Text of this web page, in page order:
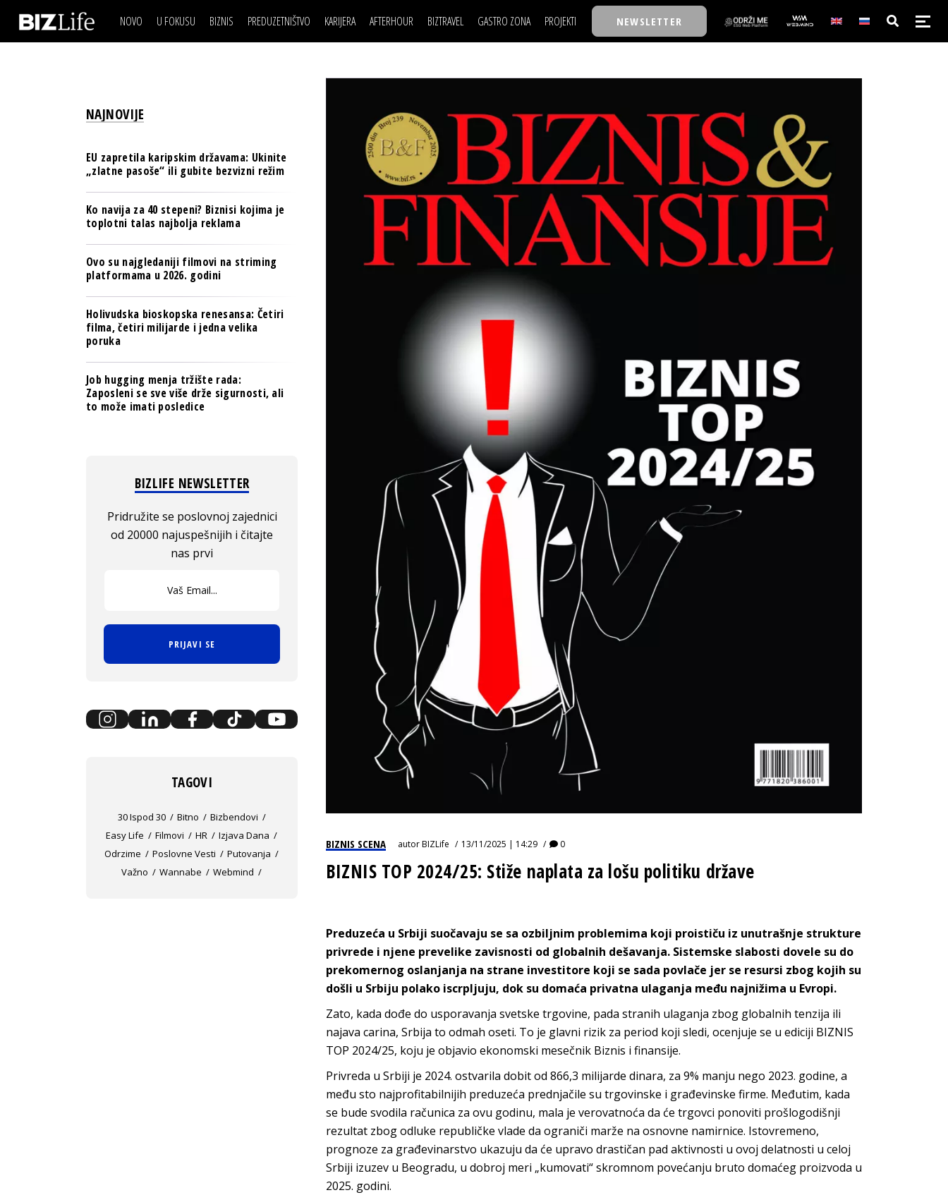
NOVO U FOKUSU BIZNIS
BANKE
OSIGURANJE
TECH I AI
BIZNIS & SPORT
PULS REGIONA
NOVO NA RAFU
PREDUZETNIŠTVO KARIJERA
MOJ UGAO
USAVRŠAVANJE
KNOW-HOW
AFTERHOUR
AUTO SVET
STIL
WELLBEING
BIZTRAVEL GASTRO ZONA PROJEKTI
30 ISPOD 30
BACK TO OFFICE/SCHOOL
BIZBENDOVI
BIZKOLEGIJUM
BMW BIZNIS LIGA
BIZLIFE WEEK
IZJAVA GODINE
NEWSLETTER
IZJAVA DANABIZNIS SCENA
BREND I KOMUNIKACIJE
OSIGURANJE
TECH I AI
PULS REGIONA
POSAO
MOJ UGAO
KNOW-HOW
FILM I SCENA
AUTO SVET
WELLBEING
NAJKOLEGA
30 ISPOD 30
BIZBENDOVI
BIZKOLEGIJUM
BMW BIZNIS LIGA
BIZLIFE WEEK
IZJAVA GODINE
BIZNIS SCENA autorBIZLife 13/11/2025 | 14:29 0
BIZNIS TOP 2024/25: Stiže naplata za lošu politiku države
Preduzeća u Srbiji suočavaju se sa ozbiljnim problemima koji proističu iz unutrašnje strukture
privrede i njene prevelike zavisnosti od globalnih dešavanja. Sistemske slabosti dovele su do
prekomernog oslanjanja na strane investitore koji se sada povlače jer se resursi zbog kojih su
došli u Srbiju polako iscrpljuju, dok su domaća privatna ulaganja među najnižima u Evropi.
Zato, kada dođe do usporavanja svetske trgovine, pada stranih ulaganja zbog globalnih tenzija ili
najava carina, Srbija to odmah oseti. To je glavni rizik za period koji sledi, ocenjuje se u ediciji BIZNIS
TOP 2024/25, koju je objavio ekonomski mesečnik Biznis i finansije.
Privreda u Srbiji je 2024. ostvarila dobit od 866,3 milijarde dinara, za 9% manju nego 2023. godine, a
među sto najprofitabilnijih preduzeća prednjačile su trgovinske i građevinske firme. Međutim, kada
se bude svodila računica za ovu godinu, mala je verovatnoća da će trgovci ponoviti prošlogodišnji
rezultat zbog odluke republičke vlade da ograniči marže na osnovne namirnice. Istovremeno,
prognoze za građevinarstvo ukazuju da će upravo drastičan pad aktivnosti u ovoj delatnosti u celoj
Srbiji izuzev u Beogradu, u dobroj meri „kumovati“ skromnom povećanju bruto domaćeg proizvoda u
2025. godini.
NAJNOVIJE
EU zapretila karipskim državama: Ukinite
„zlatne pasoše“ ili gubite bezvizni režim
Ko navija za 40 stepeni? Biznisi kojima je
toplotni talas najbolja reklama
Ovo su najgledaniji filmovi na striming
platformama u 2026. godini
Holivudska bioskopska renesansa: Četiri
filma, četiri milijarde i jedna velika
poruka
Job hugging menja tržište rada:
Zaposleni se sve više drže sigurnosti, ali
to može imati posledice
BIZLIFE NEWSLETTER
Pridružite se poslovnoj zajednici
od 20000 najuspešnijih i čitajte
nas prvi
PRIJAVI SE
TAGOVI
30 Ispod 30 Bitno
Bizbendovi
Easy Life
Filmovi HR
Izjava Dana
Odrzime
Poslovne Vesti
Putovanja
Važno
Wannabe Webmind